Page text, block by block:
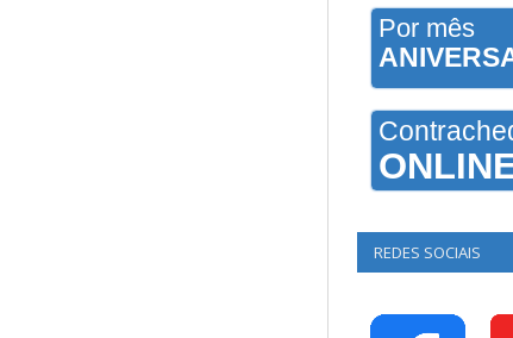
Por mês
REDES SOCIAIS